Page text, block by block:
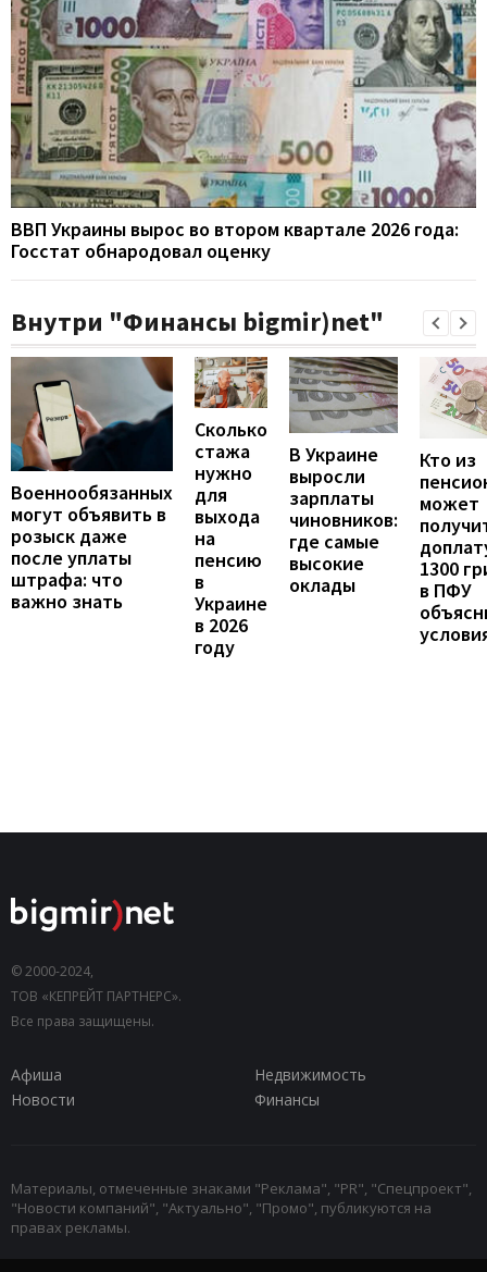
ВВП Украины вырос во втором квартале 2026 года:
Госстат обнародовал оценку
Внутри "Финансы bigmir)net"
Военнообязанных
могут объявить в
розыск даже
после уплаты
штрафа: что
важно знать
Сколько
стажа
нужно
для
выхода
на
пенсию
в
Украине
в 2026
году
В Украине
выросли
зарплаты
чиновников:
где самые
высокие
оклады
Кто из
может
1300
в ПФУ
© 2000-2024,
ТОВ «КЕПРЕЙТ ПАРТНЕРС».
Все права защищены.
Афиша
Недвижимость
Новости
Финансы
Материалы, отмеченные знаками "Реклама", "PR", "Спецпроект",
"Новости компаний", "Актуально", "Промо", публикуются на
правах рекламы.